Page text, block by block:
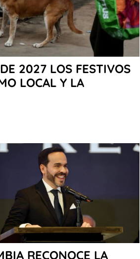
2027 LOS FESTIVOS
LOCAL Y LA
RECONOCE LA